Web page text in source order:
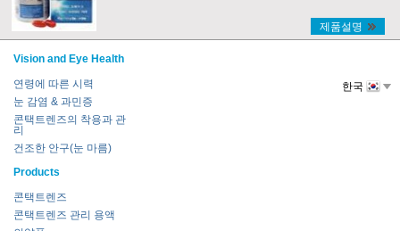
제품설명
Vision and Eye Health
연령에 따른 시력
눈 감염 & 과민증
콘택트렌즈의 착용과 관
리
건조한 안구(눈 마름)
Products
콘택트렌즈
콘택트렌즈 관리 용액
한국